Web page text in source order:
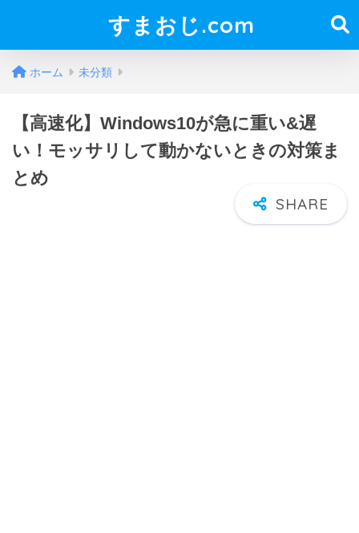
すまおじ.com
ホーム 未分類
【高速化】Windows10が急に重い&遅
い！モッサリして動かないときの対策ま
とめ